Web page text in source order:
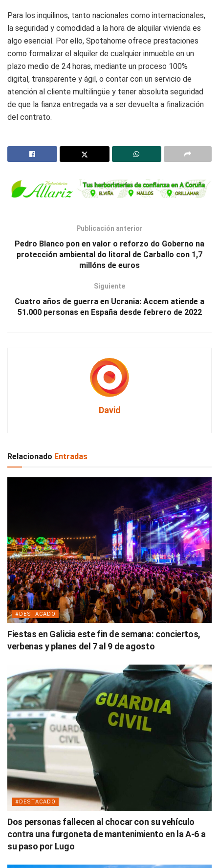
Para los inquilinos, tanto nacionales como internacionales,
la seguridad y comodidad a la hora de alquilar vivienda es
algo esencial. Por ello, Spotahome ofrece prestaciones
como formalizar el alquiler de cualquier inmueble en un
plazo medio de 24 horas, mediante un proceso 100%
digital, transparente y ágil, o contar con un servicio de
atención al cliente multilingüe y tener absoluta seguridad
de que la fianza entregada va a ser devuelta a finalización
del contrato.
Publicación anterior
Pedro Blanco pon en valor o reforzo do Goberno na
protección ambiental do litoral de Carballo con 1,7
millóns de euros
Siguiente
Cuatro años de guerra en Ucrania: Accem atiende a
51.000 personas en España desde febrero de 2022
David
Relacionado Entradas
#DESTACADO
Fiestas en Galicia este fin de semana: conciertos,
verbenas y planes del 7 al 9 de agosto
#DESTACADO
Dos personas fallecen al chocar con su vehículo
contra una furgoneta de mantenimiento en la A-6 a
su paso por Lugo